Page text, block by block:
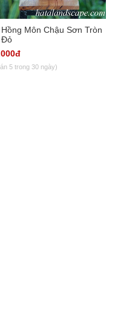
Môn Chậu Sơn Tròn
Đỏ
5 trong 30 ngày)